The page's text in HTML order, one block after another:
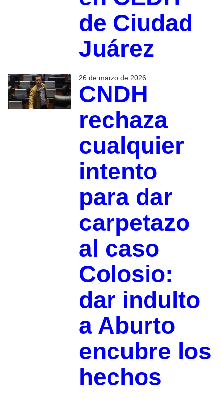
de Ciudad
Juárez
26 de marzo de 2026
CNDH
rechaza
cualquier
intento
para dar
carpetazo
al caso
Colosio:
dar indulto
a Aburto
encubre los
hechos